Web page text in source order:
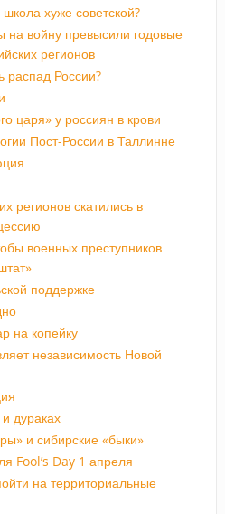
хуже советской?
на войну превысили годовые
регионов
распад России?
царя» у россиян в крови
Пост-России в Таллинне
регионов скатились в
военных преступников
поддержке
на копейку
независимость Новой
дураках
и сибирские «быки»
Fool’s Day 1 апреля
на территориальные